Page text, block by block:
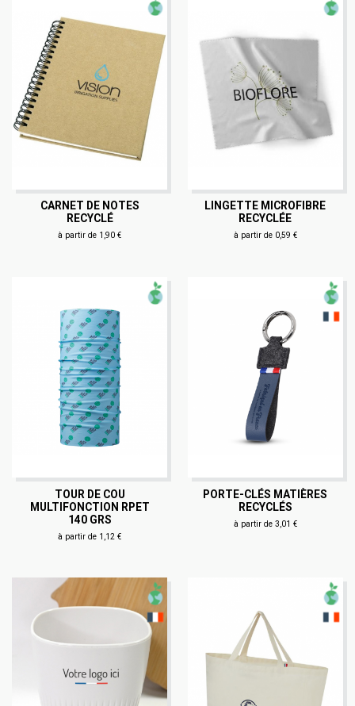
CARNET DE NOTES
RECYCLÉ
à partir de 1,90 €
LINGETTE MICROFIBRE
RECYCLÉE
à partir de 0,59 €
TOUR DE COU
MULTIFONCTION RPET
140 GRS
à partir de 1,12 €
PORTE-CLÉS MATIÈRES
RECYCLÉS
à partir de 3,01 €